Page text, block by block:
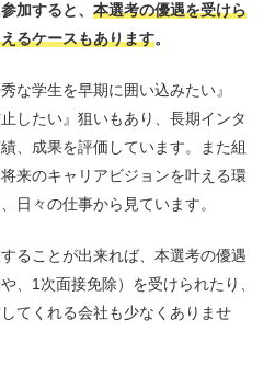
加すると、 本選考の優遇を受けら
るケースもあります。
な学生を早期に囲い込みたい』
したい』狙いもあり、長期インタ
、成果を評価しています。また組
来のキャリアビジョンを叶える環
日々の仕事から見ています。
ることが出来れば、本選考の優遇
、1次面接免除）を受けられたり、
てくれる会社も少なくありませ